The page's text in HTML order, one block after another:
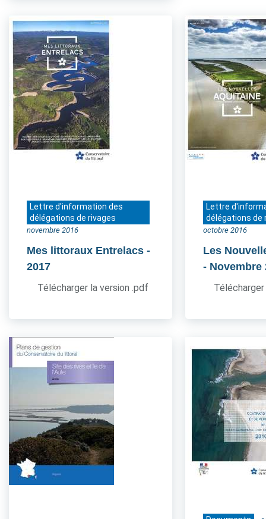
Lettre d'information des
délégations de rivages
novembre 2016
Mes littoraux Entrelacs -
2017
Télécharger la version .pdf
Lettre
délégations de
octobre 2016
Les
- Novembre